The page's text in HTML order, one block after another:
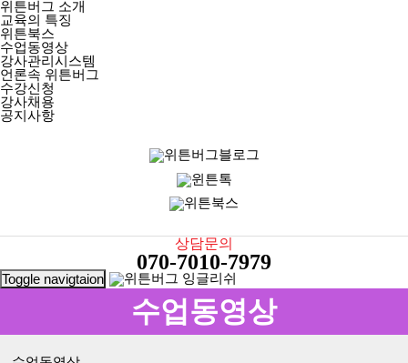
위튼버그 소개
교육의 특징
위튼북스
수업동영상
강사관리시스템
언론속 위튼버그
수강신청
강사채용
공지사항
상담문의
070-7010-7979
Toggle navigtaion
수업동영상